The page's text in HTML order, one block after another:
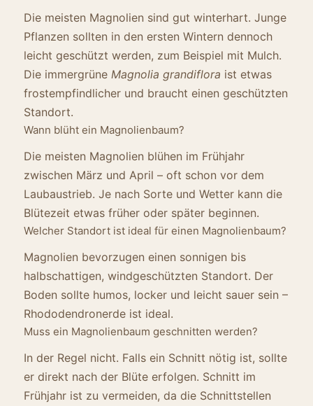
Die meisten Magnolien sind gut winterhart. Junge
Pflanzen sollten in den ersten Wintern dennoch
leicht geschützt werden, zum Beispiel mit Mulch.
Die immergrüne Magnolia grandiflora ist etwas
frostempfindlicher und braucht einen geschützten
Standort.
Wann blüht ein Magnolienbaum?
Die meisten Magnolien blühen im Frühjahr
zwischen März und April – oft schon vor dem
Laubaustrieb. Je nach Sorte und Wetter kann die
Blütezeit etwas früher oder später beginnen.
Welcher Standort ist ideal für einen Magnolienbaum?
Magnolien bevorzugen einen sonnigen bis
halbschattigen, windgeschützten Standort. Der
Boden sollte humos, locker und leicht sauer sein –
Rhododendronerde ist ideal.
Muss ein Magnolienbaum geschnitten werden?
In der Regel nicht. Falls ein Schnitt nötig ist, sollte
er direkt nach der Blüte erfolgen. Schnitt im
Frühjahr ist zu vermeiden, da die Schnittstellen